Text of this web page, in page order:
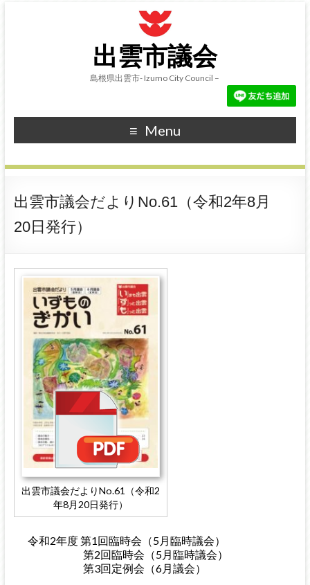
出雲市議会
島根県出雲市- Izumo City Council –
Menu
出雲市議会だよりNo.61（令和2年8月
20日発行）
出雲市議会だよりNo.61（令和2
年8月20日発行）
令和2年度 第1回臨時会（5月臨時議会）
第2回臨時会（5月臨時議会）
第3回定例会（6月議会）